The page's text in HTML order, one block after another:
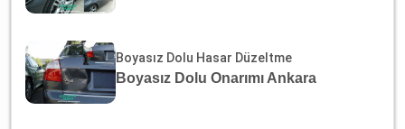
Boyasız Dolu Hasar Düzeltme
Boyasız Dolu Onarımı Ankara